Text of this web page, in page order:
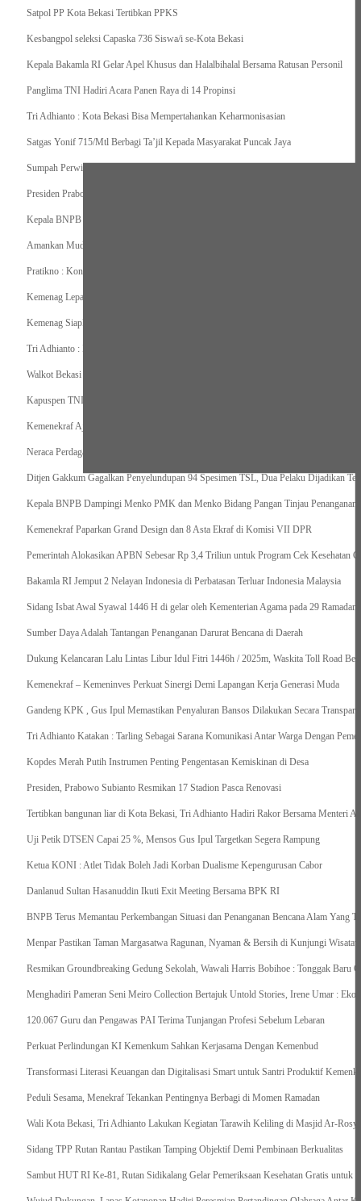
Satpol PP Kota Bekasi Tertibkan PPKS
Kesbangpol seleksi Capaska 736 Siswa/i se-Kota Bekasi
Kepala Bakamla RI Gelar Apel Khusus dan Halalbihalal Bersama Ratusan Personil
Panglima TNI Hadiri Acara Panen Raya di 14 Propinsi
Tri Adhianto : Kota Bekasi Bisa Mempertahankan Keharmonisasian
Satgas Yonif 715/Mtl Berbagi Ta’jil Kepada Masyarakat Puncak Jaya
Sumpah Perwira Sebagai Janji Suci Pegangan Seumur Hidup
Presiden Prabowo Serahkan Zakat kepada BAZNAS di Istana Negara
Kepala BNPB Himbau Pemda Waspada Potensi Bencana Saat Lebaran
Amankan Mudik, Panglima TNI Kerahkan 66714 Personel Dan Alutsista
Pratikno : Kondisi Keamanan di Yahukimo Terkendali, Layanan Pendidikan dan
Kemenag Lepas Ratusan Peserta Program Mudik Gratis 1446 H/2025M
Kemenag Siapkan 6.180 Posko Masjid Ramah Mudik Lebaran 2025
Tri Adhianto : Barang Kadaluarsa Segera di Kembalikan
Walkot Bekasi Periksa Kesesuaian Takaran SPBU Saat Mudik Lebaran 2025
Kapuspen TNI : Media dan Pemangku Kepentingan Bersatu Wujudkan Mudik Aman
Kemenekraf Ajak Kabinet Merah Putih Nobar Film Animasi Jumbo
Neraca Perdagangan Indonesia Surplus 58 Bulan Berturut-turut
Ditjen Gakkum Gagalkan Penyelundupan 94 Spesimen TSL, Dua Pelaku Dijadikan
Kepala BNPB Dampingi Menko PMK dan Menko Bidang Pangan Tinjau Penanganan
Kemenekraf Paparkan Grand Design dan 8 Asta Ekraf di Komisi VII DPR
Pemerintah Alokasikan APBN Sebesar Rp 3,4 Triliun untuk Program Cek Kesehatan
Bakamla RI Jemput 2 Nelayan Indonesia di Perbatasan Terluar Indonesia Malaysia
Sidang Isbat Awal Syawal 1446 H di gelar oleh Kementerian Agama pada 29 Ramadan
Sumber Daya Adalah Tantangan Penanganan Darurat Bencana di Daerah
Dukung Kelancaran Lalu Lintas Libur Idul Fitri 1446h / 2025m, Waskita Toll Road
Kemenekraf – Kemeninves Perkuat Sinergi Demi Lapangan Kerja Generasi Muda
Gandeng KPK , Gus Ipul Memastikan Penyaluran Bansos Dilakukan Secara Transparan
Tri Adhianto Katakan : Tarling Sebagai Sarana Komunikasi Antar Warga Dengan
Kopdes Merah Putih Instrumen Penting Pengentasan Kemiskinan di Desa
Presiden, Prabowo Subianto Resmikan 17 Stadion Pasca Renovasi
Tertibkan bangunan liar di Kota Bekasi, Tri Adhianto Hadiri Rakor Bersama Menteri
Uji Petik DTSEN Capai 25 %, Mensos Gus Ipul Targetkan Segera Rampung
Ketua KONI : Atlet Tidak Boleh Jadi Korban Dualisme Kepengurusan Cabor
Danlanud Sultan Hasanuddin Ikuti Exit Meeting Bersama BPK RI
BNPB Terus Memantau Perkembangan Situasi dan Penanganan Bencana Alam Yang
Menpar Pastikan Taman Margasatwa Ragunan, Nyaman & Bersih di Kunjungi
Resmikan Groundbreaking Gedung Sekolah, Wawali Harris Bobihoe : Tonggak Baru
Menghadiri Pameran Seni Meiro Collection Bertajuk Untold Stories, Irene Umar :
120.067 Guru dan Pengawas PAI Terima Tunjangan Profesi Sebelum Lebaran
Perkuat Perlindungan KI Kemenkum Sahkan Kerjasama Dengan Kemenbud
Transformasi Literasi Keuangan dan Digitalisasi Smart untuk Santri Produktif
Peduli Sesama, Menekraf Tekankan Pentingnya Berbagi di Momen Ramadan
Wali Kota Bekasi, Tri Adhianto Lakukan Kegiatan Tarawih Keliling di Masjid Ar-
Sidang TPP Rutan Rantau Pastikan Tamping Objektif Demi Pembinaan Berkualitas
Sambut HUT RI Ke-81, Rutan Sidikalang Gelar Pemeriksaan Kesehatan Gratis untuk